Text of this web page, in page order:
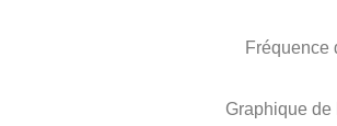
Fréquence
Graphique de